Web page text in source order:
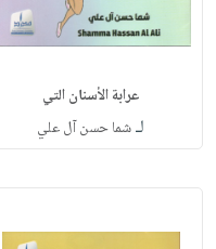
عرابة الأسنان التي
لـشما حسن آل علي